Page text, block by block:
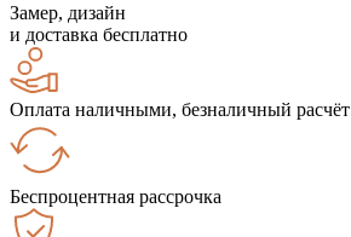
Замер, дизайн
и доставка бесплатно
Оплата наличными, безналичный расчёт
Беспроцентная рассрочка